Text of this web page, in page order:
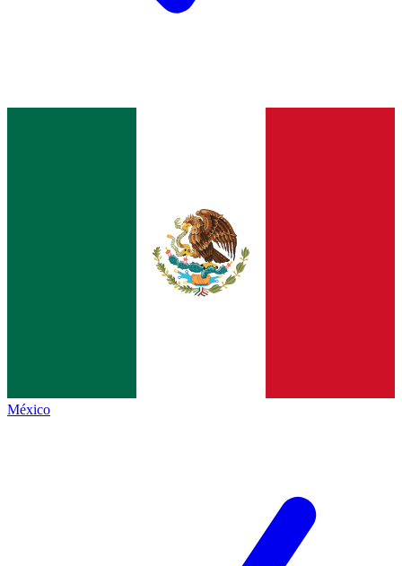
México